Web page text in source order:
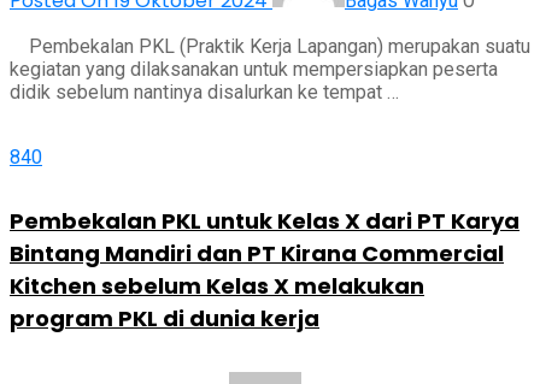
Pembekalan PKL (Praktik Kerja Lapangan) merupakan suatu
kegiatan yang dilaksanakan untuk mempersiapkan peserta
didik sebelum nantinya disalurkan ke tempat …
840
Pembekalan PKL untuk Kelas X dari PT Karya
Bintang Mandiri dan PT Kirana Commercial
Kitchen sebelum Kelas X melakukan
program PKL di dunia kerja